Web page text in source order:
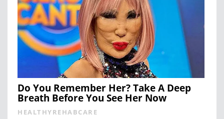
Do You Remember Her? Take A Deep
Breath Before You See Her Now
HEALTHYREHABCARE